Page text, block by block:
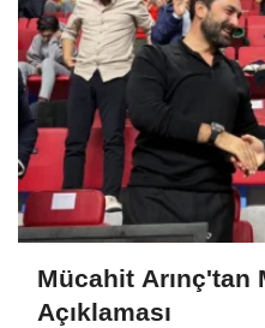
Mücahit Arınç'tan
Açıklaması